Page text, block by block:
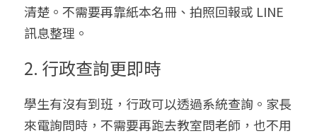
清楚。不需要再靠紙本名冊、拍照回報或 LINE
訊息整理。
2. 行政查詢更即時
學生有沒有到班，行政可以透過系統查詢。家長
來電詢問時，不需要再跑去教室問老師，也不用